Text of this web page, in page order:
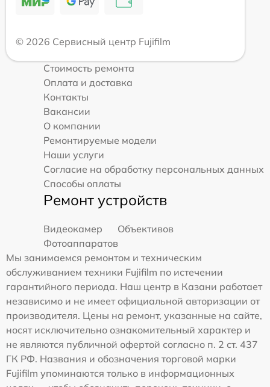
© 2026 Сервисный центр Fujifilm
Стоимость ремонта
Оплата и доставка
Контакты
Вакансии
О компании
Ремонтируемые модели
Наши услуги
Согласие на обработку персональных данных
Способы оплаты
Ремонт устройств
Видеокамер
Объективов
Фотоаппаратов
Мы занимаемся ремонтом и техническим
обслуживанием техники Fujifilm по истечении
гарантийного периода. Наш центр в Казани работает
независимо и не имеет официальной авторизации от
производителя. Цены на ремонт, указанные на сайте,
носят исключительно ознакомительный характер и
не являются публичной офертой согласно п. 2 ст. 437
ГК РФ. Названия и обозначения торговой марки
Fujifilm упоминаются только в информационных